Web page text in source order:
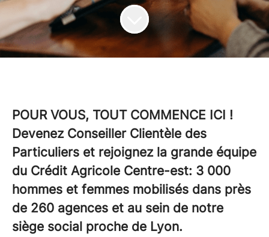
POUR VOUS, TOUT COMMENCE ICI !
Devenez Conseiller Clientèle des
Particuliers et rejoignez la grande équipe
du Crédit Agricole Centre-est: 3 000
hommes et femmes mobilisés dans près
de 260 agences et au sein de notre
siège social proche de Lyon.